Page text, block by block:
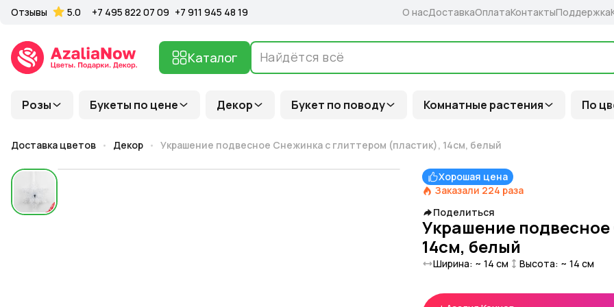
Розы Букеты по цене Декор Букет по поводу Комнатные растения По
Каталог
Отзывы 5.0 +7 495 822 07 09 +7 911 945 48 19 О насДоставкаОплатаКонтактыПоддержка
Доставка цветов Декор Украшение подвесное Снежинка с глиттером (пластик), 14см, белый
Хорошая цена
Заказали 224 раза
Поделиться
Украшение
14см, белый
Ширина: ~ 14 см Высота: ~ 14 см